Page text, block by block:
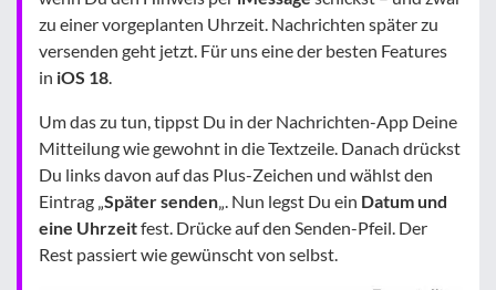
zu einer vorgeplanten Uhrzeit. Nachrichten später zu
versenden geht jetzt. Für uns eine der besten Features
in iOS 18.
Um das zu tun, tippst Du in der Nachrichten-App Deine
Mitteilung wie gewohnt in die Textzeile. Danach drückst
Du links davon auf das Plus-Zeichen und wählst den
Eintrag „Später senden„. Nun legst Du ein Datum und
eine Uhrzeitfest. Drücke auf den Senden-Pfeil. Der
Rest passiert wie gewünscht von selbst.